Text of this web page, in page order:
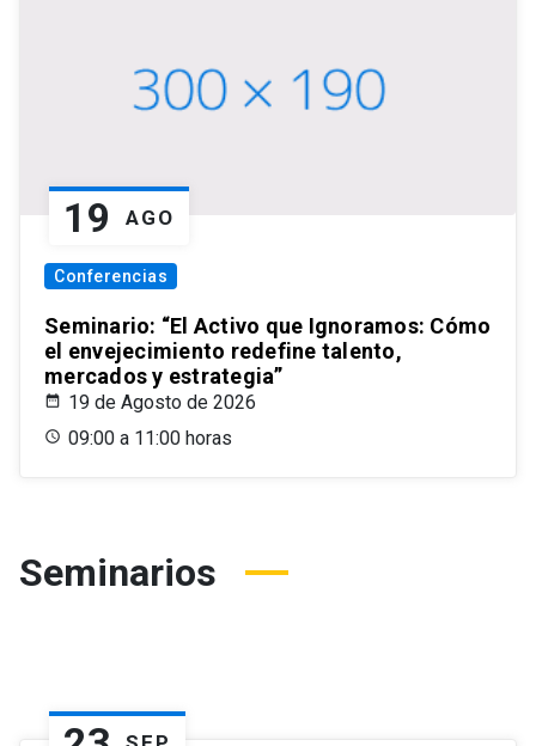
19 AGO
Conferencias
Seminario: “El Activo que Ignoramos: Cómo
el envejecimiento redefine talento,
mercados y estrategia”
19 de Agosto de 2026
09:00 a 11:00 horas
Seminarios